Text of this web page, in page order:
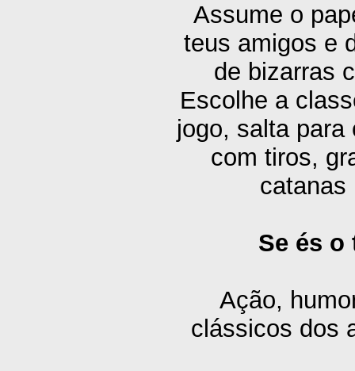
Assume o
teus amigos e
de bizarras
Escolhe a
jogo, salta
com tiros,
catanas
Se és o
Ação,
clássicos dos